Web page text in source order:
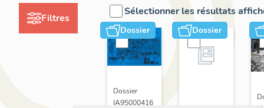
Filtres
Sélectionner les résultats
Dossier
Dossier
IA95000416
Dossier